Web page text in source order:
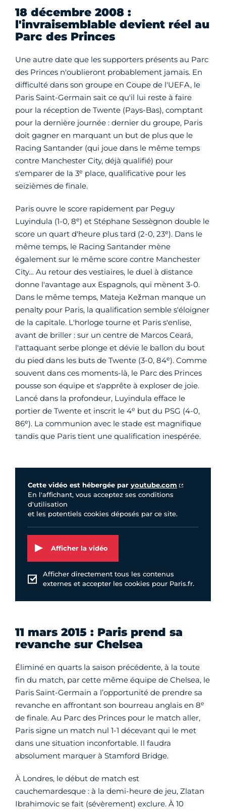
18 décembre 2008 :
l'invraisemblable devient réel au
Parc des Princes
Une autre date que les supporters présents au Parc
des Princes n'oublieront probablement jamais. En
difficulté dans son groupe en Coupe de l'UEFA, le
Paris Saint-Germain sait ce qu'il lui reste à faire
pour la réception de Twente (Pays-Bas), comptant
pour la dernière journée : dernier du groupe, Paris
doit gagner en marquant un but de plus que le
Racing Santander (qui joue dans le même temps
contre Manchester City, déjà qualifié) pour
s'emparer de la 3e place, qualificative pour les
seizièmes de finale.
Paris ouvre le score rapidement par Peguy
Luyindula (1-0, 8e) et Stéphane Sessègnon double le
score un quart d'heure plus tard (2-0, 23e). Dans le
même temps, le Racing Santander mène
également sur le même score contre Manchester
City… Au retour des vestiaires, le duel à distance
donne l'avantage aux Espagnols, qui mènent 3-0.
Dans le même temps, Mateja Kežman manque un
penalty pour Paris, la qualification semble s'éloigner
de la capitale. L'horloge tourne et Paris s'enlise,
avant de briller : sur un centre de Marcos Ceará,
l'attaquant serbe plonge et dévie le ballon du bout
du pied dans les buts de Twente (3-0, 84e). Comme
souvent dans ces moments-là, le Parc des Princes
pousse son équipe et s'apprête à exploser de joie.
Lancé dans la profondeur, Luyindula efface le
portier de Twente et inscrit le 4e but du PSG (4-0,
86e). La communion avec le stade est magnifique
tandis que Paris tient une qualification inespérée.
Cette vidéo est hébergée par youtube.com
En l'affichant, vous acceptez ses conditions
d'utilisation
et les potentiels cookies déposés par ce site.
Afficher la vidéo
Afficher directement tous les contenus
externes et accepter les cookies pour Paris.fr.
11 mars 2015 : Paris prend sa
revanche sur Chelsea
Éliminé en quarts la saison précédente, à la toute
fin du match, par cette même équipe de Chelsea, le
Paris Saint-Germain a l’opportunité de prendre sa
revanche en affrontant son bourreau anglais en 8e
de finale. Au Parc des Princes pour le match aller,
Paris signe un match nul 1-1 décevant qui le met
dans une situation inconfortable. Il faudra
absolument marquer à Stamford Bridge.
À Londres, le début de match est
cauchemardesque : à la demi-heure de jeu, Zlatan
Ibrahimovic se fait (sévèrement) exclure. À 10